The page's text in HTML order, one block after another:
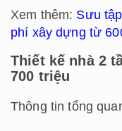
Xem thêm: Sưu
phí xây dựng từ
Thiết kế nhà 2
700 triệu
Thông tin tổng